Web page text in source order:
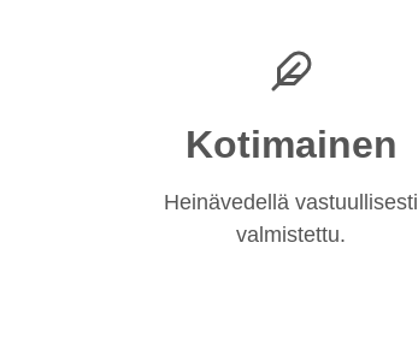
Kotimainen
Heinävedellä vastuullisesti
valmistettu.